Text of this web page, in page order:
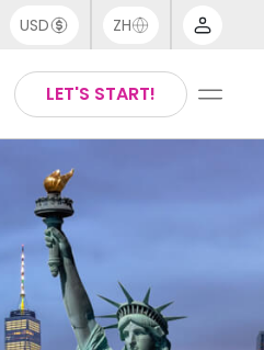
USD ZH
LET'S START!